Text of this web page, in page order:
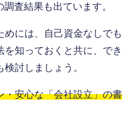
査結果も出ています。
めには、自己資金なしでも
知っておくと共に、でき
討しましょう。
・安心な「会社設立」の書